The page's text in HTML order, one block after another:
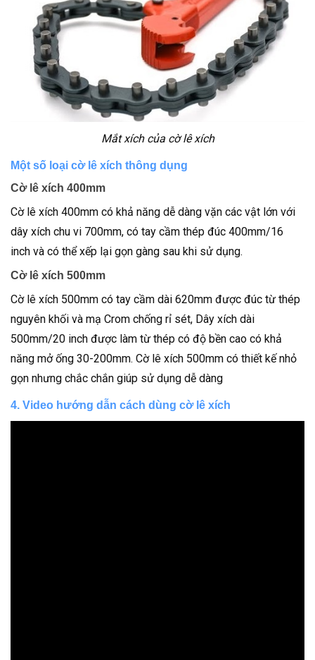
Mắt xích của cờ lê xích
Một số loại cờ lê xích thông dụng
Cờ lê xích 400mm
Cờ lê xích 400mm có khả năng dễ dàng vặn các vật lớn với
dây xích chu vi 700mm, có tay cầm thép đúc 400mm/16
inch và có thể xếp lại gọn gàng sau khi sử dụng.
Cờ lê xích 500mm
Cờ lê xích 500mm có tay cầm dài 620mm được đúc từ thép
nguyên khối và mạ Crom chống rỉ sét, Dây xích dài
500mm/20 inch được làm từ thép có độ bền cao có khả
năng mở ống 30-200mm. Cờ lê xích 500mm có thiết kế nhỏ
gọn nhưng chắc chắn giúp sử dụng dễ dàng
4. Video hướng dẫn cách dùng cờ lê xích